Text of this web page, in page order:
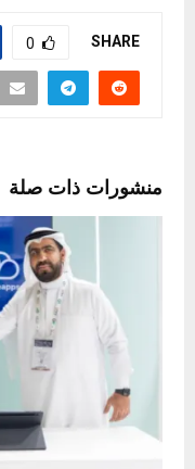
SHARE
0
منشورات ذات صلة